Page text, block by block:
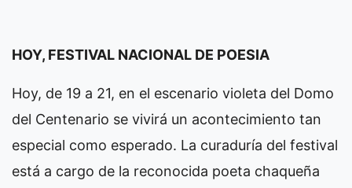
HOY, FESTIVAL NACIONAL DE POESIA
Hoy, de 19 a 21, en el escenario violeta del Domo
del Centenario se vivirá un acontecimiento tan
especial como esperado. La curaduría del festival
está a cargo de la reconocida poeta chaqueña